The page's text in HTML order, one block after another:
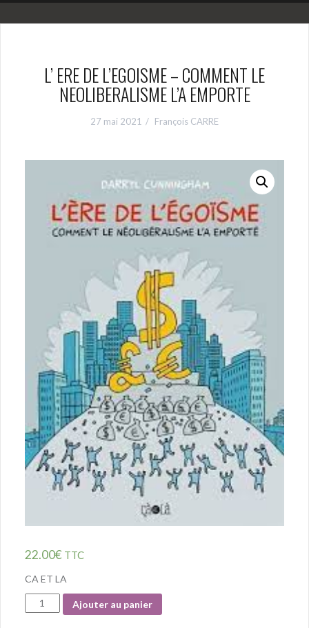
L’ ERE DE L’EGOISME – COMMENT LE
NEOLIBERALISME L’A EMPORTE
27 mai 2021 François CARRE
22.00€ TTC
CA ET LA
Quantité
Ajouter au panier